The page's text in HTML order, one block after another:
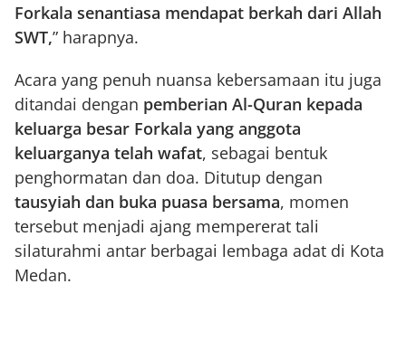
Forkala senantiasa mendapat berkah dari Allah
SWT,” harapnya.
Acara yang penuh nuansa kebersamaan itu juga
ditandai dengan pemberian Al-Quran kepada
keluarga besar Forkala yang anggota
keluarganya telah wafat, sebagai bentuk
penghormatan dan doa. Ditutup dengan
tausyiah dan buka puasa bersama, momen
tersebut menjadi ajang mempererat tali
silaturahmi antar berbagai lembaga adat di Kota
Medan.